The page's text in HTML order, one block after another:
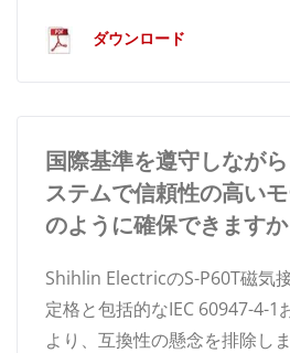
ダウンロード
国際基準を遵守しなが
ステムで信頼性の高い
のように確保できますか
Shihlin ElectricのS-P60T磁気
定格と包括的なIEC 60947-4-1
より、互換性の懸念を排除し